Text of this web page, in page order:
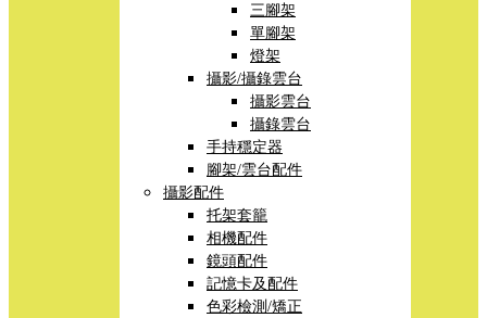
三腳架
單腳架
燈架
攝影/攝錄雲台
攝影雲台
攝錄雲台
手持穩定器
腳架/雲台配件
攝影配件
托架套籠
相機配件
鏡頭配件
記憶卡及配件
色彩檢測/矯正